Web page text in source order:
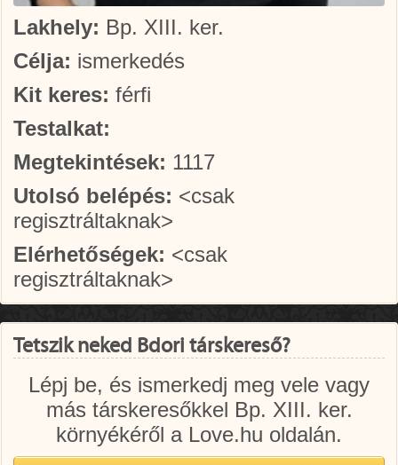
Lakhely: Bp. XIII. ker.
Célja: ismerkedés
Kit keres: férfi
Testalkat:
Megtekintések: 1117
Utolsó belépés: <csak
regisztráltaknak>
Elérhetőségek: <csak
regisztráltaknak>
Tetszik neked Bdori társkereső?
Lépj be, és ismerkedj meg vele vagy
más társkeresőkkel Bp. XIII. ker.
környékéről a Love.hu oldalán.